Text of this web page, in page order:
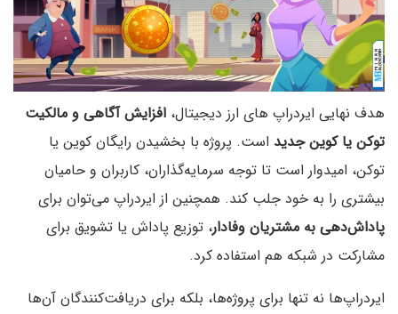
هدف نهایی ایردراپ های ارز دیجیتال، افزایش آگاهی و مالکیت
توکن یا کوین جدید است. پروژه با بخشیدن رایگان کوین یا
توکن، امیدوار است تا توجه سرمایه‌‌گذاران، کاربران و حامیان
بیشتری را به خود جلب کند. همچنین از ایردراپ می‌توان برای
پاداش‌دهی به مشتریان وفادار، توزیع پاداش یا تشویق برای
مشارکت در شبکه هم استفاده کرد.
ایردراپ‌‌ها نه تنها برای پروژه‌‌ها، بلکه برای دریافت‌‌کنندگان آن‌ها